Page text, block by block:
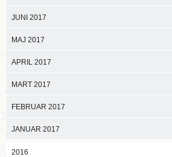
JUNI 2017
MAJ 2017
APRIL 2017
MART 2017
FEBRUAR 2017
JANUAR 2017
2016